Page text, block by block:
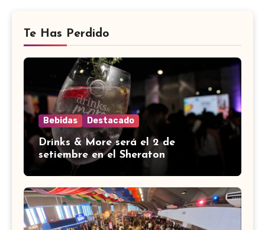
Te Has Perdido
Bebidas Destacado
Drinks & More será el 2 de
setiembre en el Sheraton